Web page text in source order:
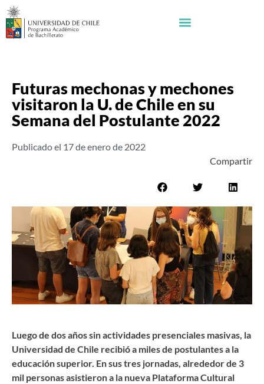
Futuras mechonas y mechones
visitaron la U. de Chile en su
Semana del Postulante 2022
Publicado el 17 de enero de 2022
Compartir
Luego de dos años sin actividades presenciales masivas, la
Universidad de Chile recibió a miles de postulantes a la
educación superior. En sus tres jornadas, alrededor de 3
mil personas asistieron a la nueva Plataforma Cultural